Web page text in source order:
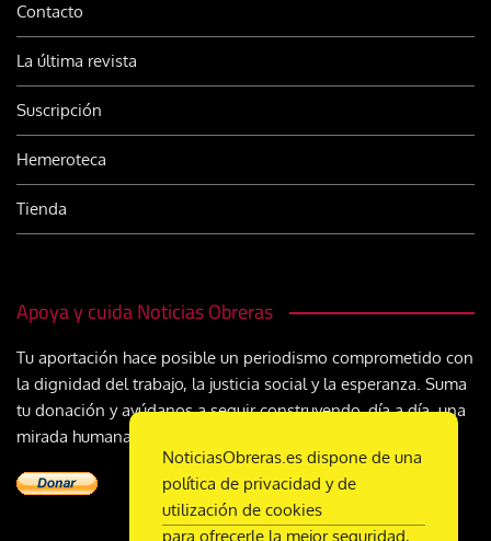
Contacto
La última revista
Suscripción
Hemeroteca
Tienda
Apoya y cuida Noticias Obreras
Tu aportación hace posible un periodismo comprometido con
la dignidad del trabajo, la justicia social y la esperanza. Suma
tu donación y ayúdanos a seguir construyendo, día a día, una
mirada humana y cristiana sobre el mundo del trabajo
NoticiasObreras.es dispone de una
política de privacidad y de
utilización de cookies
para ofrecerle la mejor seguridad,